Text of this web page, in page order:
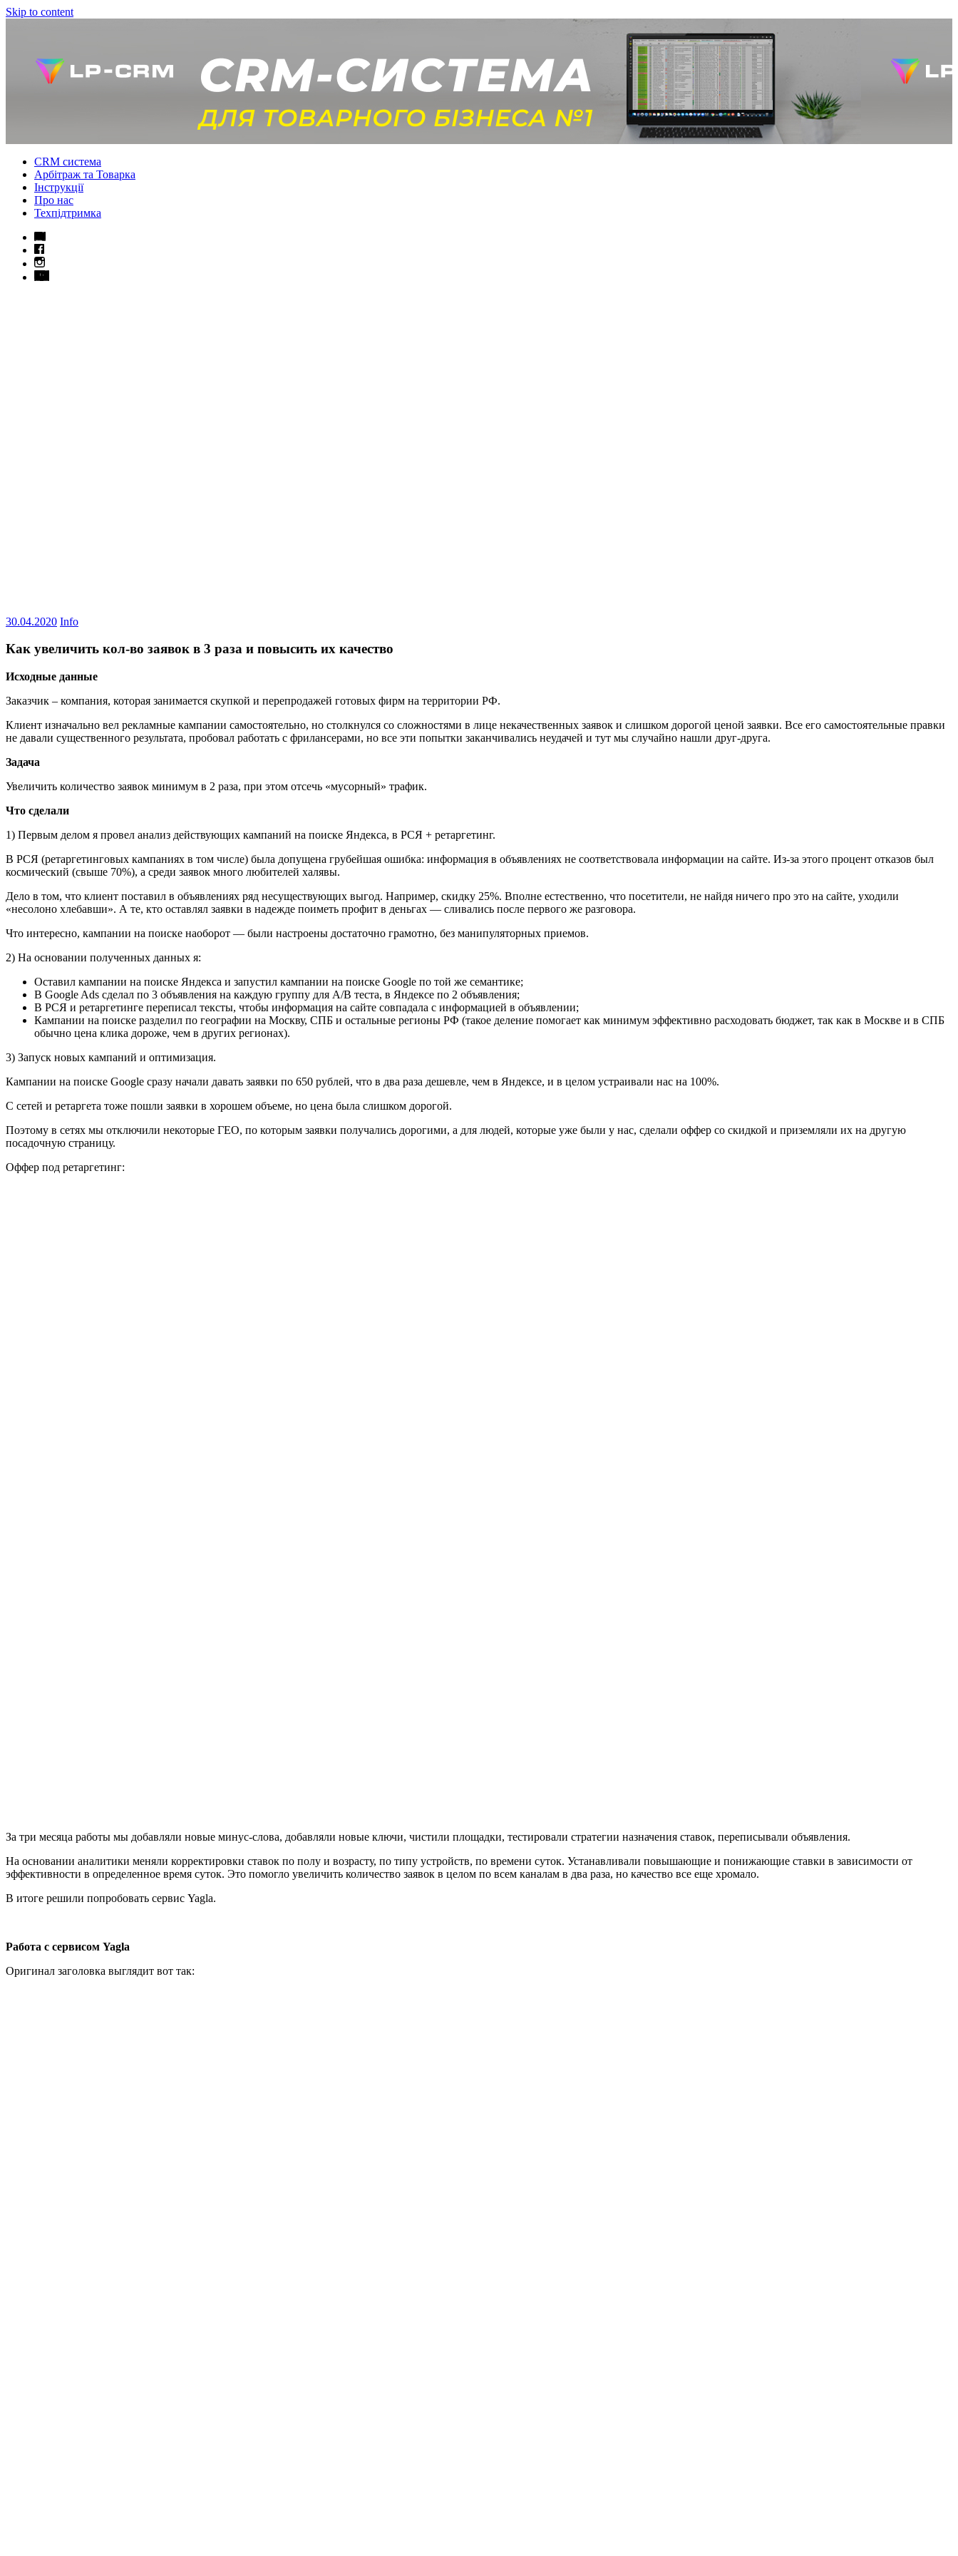
Skip to content
CRM система
Арбітраж та Товарка
Інструкції
Про нас
Техпідтримка
30.04.2020 Info
Как увеличить кол-во заявок в 3 раза и повысить их качество
Исходные данные
Заказчик – компания, которая занимается скупкой и перепродажей готовых фирм на территории РФ.
Клиент изначально вел рекламные кампании самостоятельно, но столкнулся со сложностями в лице некачественных заявок и слишком дорогой ценой заявки. Все его самостоятельные правки
не давали существенного результата, пробовал работать с фрилансерами, но все эти попытки заканчивались неудачей и тут мы случайно нашли друг-друга.
Задача
Увеличить количество заявок минимум в 2 раза, при этом отсечь «мусорный» трафик.
Что сделали
1) Первым делом я провел анализ действующих кампаний на поиске Яндекса, в РСЯ + ретаргетинг.
В РСЯ (ретаргетинговых кампаниях в том числе) была допущена грубейшая ошибка: информация в объявлениях не соответствовала информации на сайте. Из-за этого процент отказов был
космический (свыше 70%), а среди заявок много любителей халявы.
Дело в том, что клиент поставил в объявлениях ряд несуществующих выгод. Например, скидку 25%. Вполне естественно, что посетители, не найдя ничего про это на сайте, уходили
«несолоно хлебавши». А те, кто оставлял заявки в надежде поиметь профит в деньгах — сливались после первого же разговора.
Что интересно, кампании на поиске наоборот — были настроены достаточно грамотно, без манипуляторных приемов.
2) На основании полученных данных я:
Оставил кампании на поиске Яндекса и запустил кампании на поиске Google по той же семантике;
В Google Ads сделал по 3 объявления на каждую группу для А/B теста, в Яндексе по 2 объявления;
В РСЯ и ретаргетинге переписал тексты, чтобы информация на сайте совпадала с информацией в объявлении;
Кампании на поиске разделил по географии на Москву, СПБ и остальные регионы РФ (такое деление помогает как минимум эффективно расходовать бюджет, так как в Москве и в СПБ
обычно цена клика дороже, чем в других регионах).
3) Запуск новых кампаний и оптимизация.
Кампании на поиске Google сразу начали давать заявки по 650 рублей, что в два раза дешевле, чем в Яндексе, и в целом устраивали нас на 100%.
С сетей и ретаргета тоже пошли заявки в хорошем объеме, но цена была слишком дорогой.
Поэтому в сетях мы отключили некоторые ГЕО, по которым заявки получались дорогими, а для людей, которые уже были у нас, сделали оффер со скидкой и приземляли их на другую
посадочную страницу.
Оффер под ретаргетинг:
За три месяца работы мы добавляли новые минус-слова, добавляли новые ключи, чистили площадки, тестировали стратегии назначения ставок, переписывали объявления.
На основании аналитики меняли корректировки ставок по полу и возрасту, по типу устройств, по времени суток. Устанавливали повышающие и понижающие ставки в зависимости от
эффективности в определенное время суток. Это помогло увеличить количество заявок в целом по всем каналам в два раза, но качество все еще хромало.
В итоге решили попробовать сервис Yagla.
Работа с сервисом Yagla
Оригинал заголовка выглядит вот так: